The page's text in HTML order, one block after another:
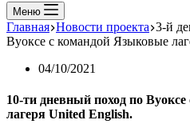
Меню
Главная Новости проекта 3-й
Вуоксе с командой Языковые
04/10/2021
10-ти дневный поход по
лагеря United English.